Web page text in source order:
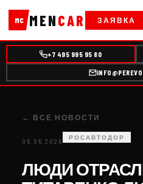
MC MENCAR ЗАЯВКА
+7 495 995 95 80
← ВСЕ НОВОСТИ
06.06.2026 РОСАВТОДОР
ЛЮДИ